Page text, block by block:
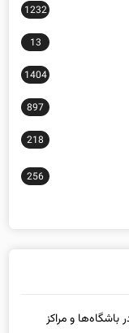
1232
13
1404
897
218
256
و مراکز